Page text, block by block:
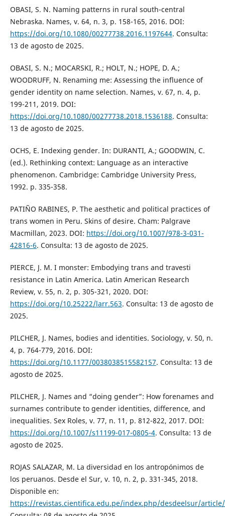
OBASI, S. N. Naming patterns in rural south-central
Nebraska. Names, v. 64, n. 3, p. 158-165, 2016. DOI:
https://doi.org/10.1080/00277738.2016.1197644. Consulta:
13 de agosto de 2025.
OBASI, S. N.; MOCARSKI, R.; HOLT, N.; HOPE, D. A.;
WOODRUFF, N. Renaming me: Assessing the influence of
gender identity on name selection. Names, v. 67, n. 4, p.
199-211, 2019. DOI:
https://doi.org/10.1080/00277738.2018.1536188. Consulta:
13 de agosto de 2025.
OCHS, E. Indexing gender. In: DURANTI, A.; GOODWIN, C.
(ed.). Rethinking context: Language as an interactive
phenomenon. Cambridge: Cambridge University Press,
1992. p. 335-358.
PATIÑO RABINES, P. The aesthetic and political practices of
trans women in Peru. Skins of desire. Cham: Palgrave
Macmillan, 2023. DOI: https://doi.org/10.1007/978-3-031-
42816-6. Consulta: 13 de agosto de 2025.
PIERCE, J. M. I monster: Embodying trans and travesti
resistance in Latin America. Latin American Research
Review, v. 55, n. 2, p. 305-321, 2020. DOI:
https://doi.org/10.25222/larr.563. Consulta: 13 de agosto de
2025.
PILCHER, J. Names, bodies and identities. Sociology, v. 50, n.
4, p. 764-779, 2016. DOI:
https://doi.org/10.1177/0038038515582157. Consulta: 13 de
agosto de 2025.
PILCHER, J. Names and “doing gender”: How forenames and
surnames contribute to gender identities, difference, and
inequalities. Sex Roles, v. 77, n. 11, p. 812-822, 2017. DOI:
https://doi.org/10.1007/s11199-017-0805-4. Consulta: 13 de
agosto de 2025.
ROJAS SALAZAR, M. La diversidad en los antropónimos de
los peruanos. Desde el Sur, v. 10, n. 2, p. 331-345, 2018.
Disponible en:
https://revistas.cientifica.edu.pe/index.php/desdeelsur/